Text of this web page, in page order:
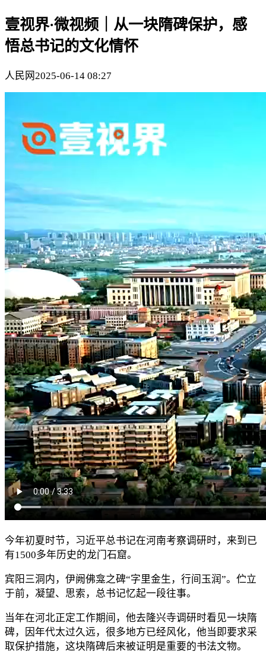
壹视界·微视频｜从一块隋碑保护，感
悟总书记的文化情怀
人民网2025-06-14 08:27
今年初夏时节，习近平总书记在河南考察调研时，来到已
有1500多年历史的龙门石窟。
宾阳三洞内，伊阙佛龛之碑“字里金生，行间玉润”。伫立
于前，凝望、思索，总书记忆起一段往事。
当年在河北正定工作期间，他去隆兴寺调研时看见一块隋
碑，因年代太过久远，很多地方已经风化，他当即要求采
取保护措施，这块隋碑后来被证明是重要的书法文物。